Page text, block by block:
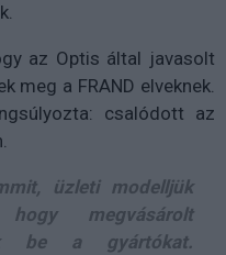
az Optis által javasolt
meg a FRAND elveknek.
csalódott az
üzleti modelljük
megvásárolt
be a gyártókat.